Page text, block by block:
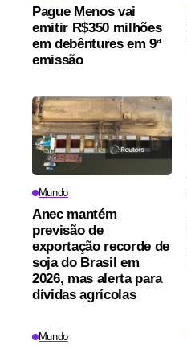
Pague Menos vai
emitir R$350 milhões
em debêntures em 9ª
emissão
Mundo
Anec mantém
previsão de
exportação recorde de
soja do Brasil em
2026, mas alerta para
dívidas agrícolas
Mundo